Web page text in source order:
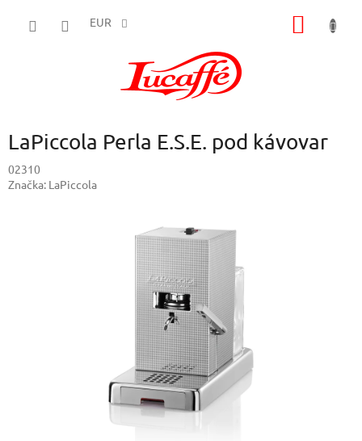
EUR
LaPiccola Perla E.S.E. pod kávovar
02310
Značka: LaPiccola